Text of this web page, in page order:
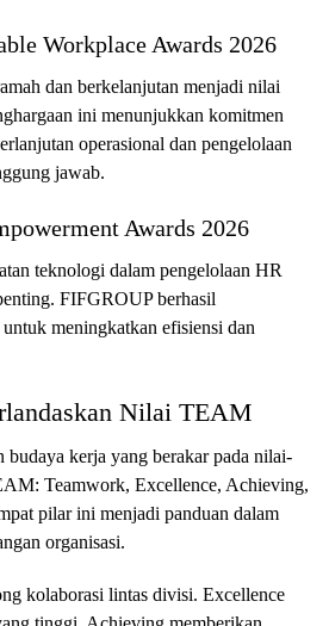
Workplace Awards 2026
dan berkelanjutan menjadi nilai
ini menunjukkan komitmen
operasional dan pengelolaan
jawab.
Awards 2026
teknologi dalam pengelolaan HR
FIFGROUP berhasil
meningkatkan efisiensi dan
Nilai TEAM
kerja yang berakar pada nilai-
Teamwork, Excellence, Achieving,
pilar ini menjadi panduan dalam
organisasi.
kolaborasi lintas divisi. Excellence